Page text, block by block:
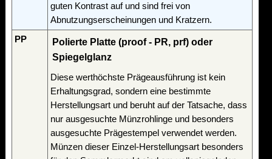
guten Kontrast auf und sind frei von
Abnutzungserscheinungen und Kratzern.
PP
Polierte Platte (proof - PR, prf) oder
Spiegelglanz
Diese werthöchste Prägeausführung ist kein
Erhaltungsgrad, sondern eine bestimmte
Herstellungsart und beruht auf der Tatsache, dass
nur ausgesuchte Münzrohlinge und besonders
ausgesuchte Prägestempel verwendet werden.
Münzen dieser Einzel-Herstellungsart besonders